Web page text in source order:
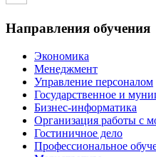
Направления обучения
Экономика
Менеджмент
Управление персоналом
Государственное и
Бизнес-информатика
Организация работы с
Гостиничное дело
Профессиональное